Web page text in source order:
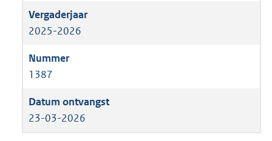
2025-2026
1387
23-03-2026